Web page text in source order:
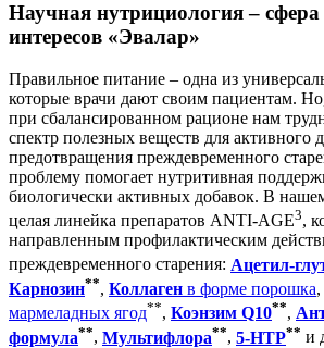
Научная нутрициология –
интересов «Эвалар»
Правильное питание – одна из
которые врачи дают своим пациентам.
при сбалансированном рационе нам
спектр полезных веществ для активного
предотвращения преждевременного
проблему помогает нутритивная
биологически активных добавок. В
целая линейка препаратов ANTI-AGE3,
направленным профилактическим
преждевременного старения: Ацетил-
Карнозин**, Коллаген в форме порошка,
мармеладных ягод**, Коэнзим Q10**,
формула**, Мультифлора**, 5-НТР** и